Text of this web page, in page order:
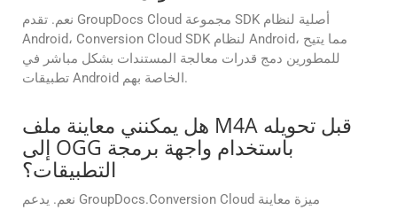
نعم. تقدم GroupDocs Cloud مجموعة SDK أصلية لنظام
Android، Conversion Cloud SDK لنظام Android، مما يتيح
للمطورين دمج قدرات معالجة المستندات بشكل مباشر في
تطبيقات Android الخاصة بهم.
هل يمكنني معاينة ملف M4A قبل تحويله
إلى OGG باستخدام واجهة برمجة
التطبيقات؟
نعم. يدعم GroupDocs.Conversion Cloud ميزة معاينة